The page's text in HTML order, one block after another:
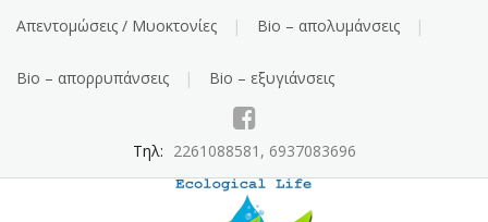
Απεντομώσεις / Μυοκτονίες Bio – απολυμάνσεις
Bio – απορρυπάνσεις Bio – εξυγιάνσεις
Τηλ: 2261088581, 6937083696